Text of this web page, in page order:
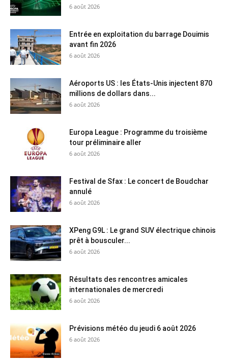
6 août 2026
Entrée en exploitation du barrage Douimis
avant fin 2026
6 août 2026
Aéroports US : les États-Unis injectent 870
millions de dollars dans...
6 août 2026
Europa League : Programme du troisième
tour préliminaire aller
6 août 2026
Festival de Sfax : Le concert de Boudchar
annulé
6 août 2026
XPeng G9L : Le grand SUV électrique chinois
prêt à bousculer...
6 août 2026
Résultats des rencontres amicales
internationales de mercredi
6 août 2026
Prévisions météo du jeudi 6 août 2026
6 août 2026